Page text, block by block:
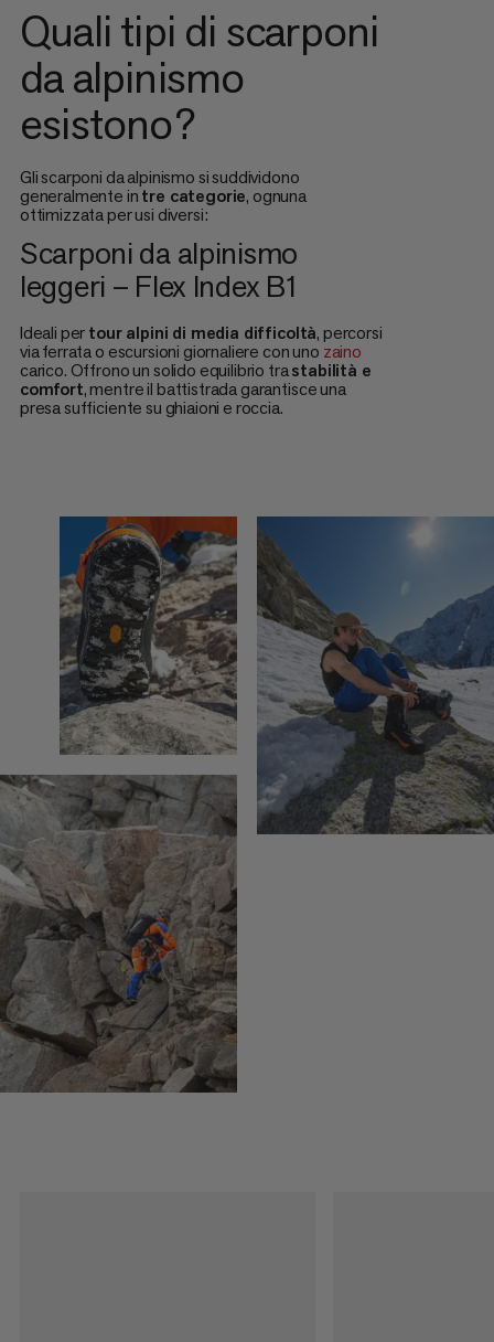
Quali tipi di scarponi
da alpinismo
esistono?
Gli scarponi da alpinismo si suddividono
generalmente intre categorie, ognuna
ottimizzata per usi diversi:
Scarponi da alpinismo
leggeri – Flex Index B1
Ideali pertour alpini di media difficoltà, percorsi
via ferrata o escursioni giornaliere con uno zaino
carico. Offrono un solido equilibrio trastabilità e
comfort, mentre il battistrada garantisce una
presa sufficiente su ghiaioni e roccia.